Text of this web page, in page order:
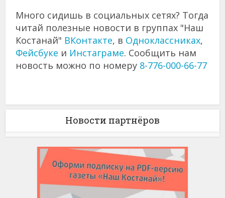
Много сидишь в социальных сетях? Тогда
читай полезные новости в группах "Наш
Костанай" ВКонтакте, в Одноклассниках,
Фейсбуке и Инстаграме. Сообщить нам
новость можно по номеру 8-776-000-66-77
Новости партнёров